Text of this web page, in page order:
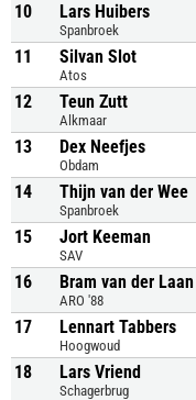
10 Lars Huibers
Spanbroek
11 Silvan Slot
Atos
12 Teun Zutt
Alkmaar
13 Dex Neefjes
Obdam
14 Thijn van der Wee
Spanbroek
15 Jort Keeman
SAV
16 Bram van der Laan
ARO '88
17 Lennart Tabbers
Hoogwoud
18 Lars Vriend
Schagerbrug